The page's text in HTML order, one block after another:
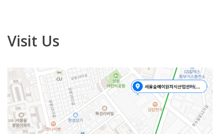
Visit Us